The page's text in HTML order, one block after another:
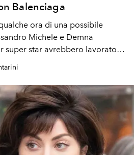
Balenciaga
ora di una possibile
Michele e Demna
super star avrebbero lavorato a
a quattro mani che verrà
15 aprile con lo short film Aria,
della collezione
Gucci.